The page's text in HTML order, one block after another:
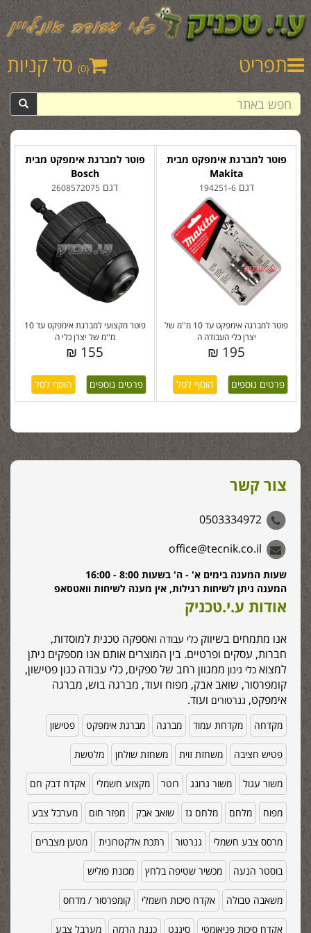
תפריט (0) סל קניות
פוטר למברגת אימפקט מבית
Bosch
דגם 2608572075
פוטר מקצועי למברגת אימפקט עד 10
מ''מ של יצרן כלי ה
155 ₪
פרטים נוספים
פוטר למברגת אימפקט מבית
Makita
דגם194251-6
פוטר למברגה אימפקט עד 10 מ''מ של
יצרן כלי העבודה ה
195 ₪
פרטים נוספים
צור קשר
0503334972
office@tecnik.co.il
שעות המענה בימים א' - ה' בשעות 8:00 - 16:00
המענה ניתן לשיחות רגילות, אין מענה לשיחות וואטסאפ
אודות ע.י.טכניק
אנו מתמחים בשיווק כלי עבודה ואספקה טכנית למוסדות,
חברות, עסקים ופרטיים. בין המוצרים אותם אנו מספקים ניתן
למצוא כלי גינון ממגוון רחב של ספקים, כלי עבודה כגון פטישון,
קומפרסור, שואב אבק, מפוח ועוד, מברגה בוש, מברגה
אימפקט, גנרטורים ועוד.
מקדחה מקדחת עמוד מברגה מברגת אימפקט פטישון
פטיש חציבה משחזת זוית משחזת שולחן מלטשת
משור עגול משור גרונג רוטר מקצוע חשמלי אקדח דבק חם
מפוח מלחם מלחם גז שואב אבק מפזר חום מערבל צבע
מרסס צבע חשמלי גנרטור רתכת אלקטרונית מטען מצברים
בוסטר הנעה מכשיר שטיפה בלחץ מכונת פוליש
משאבה טבולה אקדח סיכות חשמלי קומפרסור / מדחס
אקדח סיכות פניאומטי סיגנט כננת הרמה מערבל צבע